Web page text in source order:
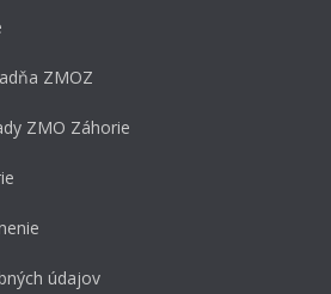
ZMOZ
ZMO Záhorie
údajov